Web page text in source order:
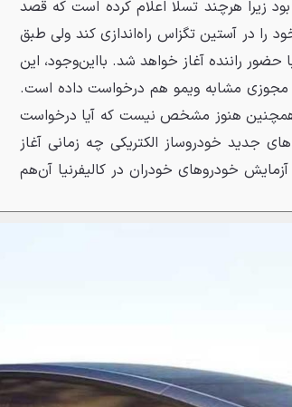
زیرا هرچند تسلا اعلام کرده است که قصد
را در آستین تگزاس راه‌اندازی کند ولی طبق
راننده آغاز خواهد شد. بااین‌وجود، این
مجوزی مشابه ویمو هم درخواست داده است.
همچنین هنوز مشخص نیست که آیا درخواست
جدید خودروساز الکتریکی چه زمانی آغاز
خودروهای خودران در کالیفرنیا آن‌هم